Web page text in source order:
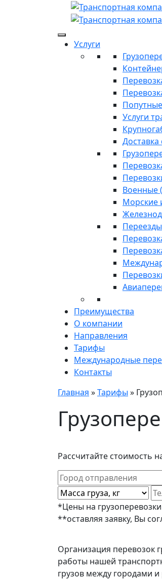
Услуги
Услуги
Доставка
Военные
Морские
Преимущества
О компании
Направления
Тарифы
Международные
Контакты
Главная »Тарифы »
Рассчитайте стоимость
*Цены на
**оставляя заявку, Вы
Организация перевозок
работы нашей
грузов между городами